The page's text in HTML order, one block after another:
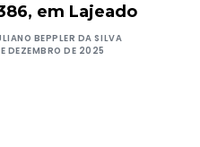
em Lajeado
BEPPLER DA SILVA
DEZEMBRO DE 2025